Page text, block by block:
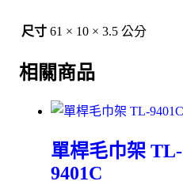
尺寸 61 × 10 × 3.5 公分
相關商品
單桿毛巾架 TL-
9401C